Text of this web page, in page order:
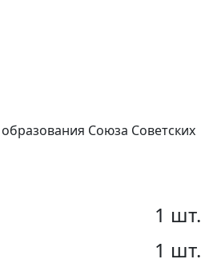
Союза Советских
1 шт.
1 шт.